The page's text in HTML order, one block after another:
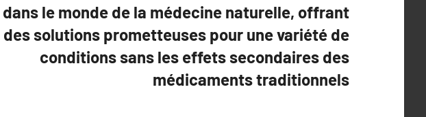
dans le monde de la médecine naturelle, offrant
des solutions prometteuses pour une variété de
conditions sans les effets secondaires des
médicaments traditionnels